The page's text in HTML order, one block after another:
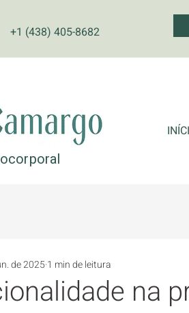
+1 (438) 405-8682
na
de 20251 min de leitura